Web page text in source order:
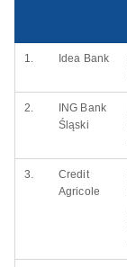
1. Idea Bank
2.
ING Bank
Śląski
3.
Credit
Agricole